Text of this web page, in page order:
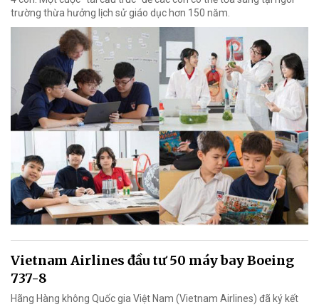
trường thừa hưởng lịch sử giáo dục hơn 150 năm.
Vietnam Airlines đầu tư 50 máy bay Boeing
737-8
Hãng Hàng không Quốc gia Việt Nam (Vietnam Airlines) đã ký kết